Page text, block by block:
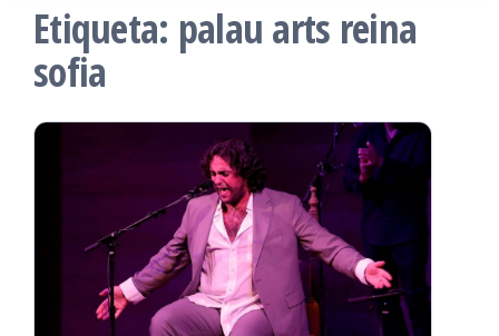
Etiqueta: palau arts reina
sofia